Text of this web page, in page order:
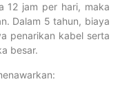
12 jam per hari, maka
Dalam 5 tahun, biaya
penarikan kabel serta
besar.